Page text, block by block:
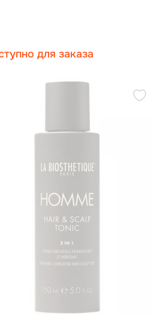
для заказа